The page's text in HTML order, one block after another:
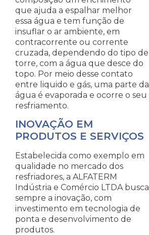
que ajuda a espalhar melhor
essa água e tem função de
insuflar o ar ambiente, em
contracorrente ou corrente
cruzada, dependendo do tipo de
torre, com a água que desce do
topo. Por meio desse contato
entre liquido e gás, uma parte da
água é evaporada e ocorre o seu
resfriamento.
INOVAÇÃO EM
PRODUTOS E SERVIÇOS
Estabelecida como exemplo em
qualidade no mercado dos
resfriadores, a ALFATERM
Indústria e Comércio LTDA busca
sempre a inovação, com
investimento em tecnologia de
ponta e desenvolvimento de
produtos.